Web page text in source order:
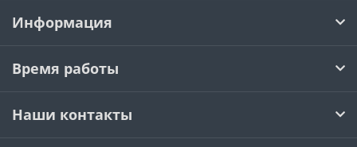
Информация
Время работы
Наши контакты